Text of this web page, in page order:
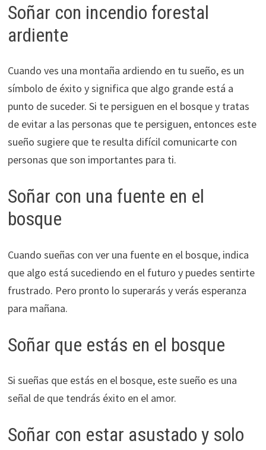
Soñar con incendio forestal
ardiente
Cuando ves una montaña ardiendo en tu sueño, es un
símbolo de éxito y significa que algo grande está a
punto de suceder. Si te persiguen en el bosque y tratas
de evitar a las personas que te persiguen, entonces este
sueño sugiere que te resulta difícil comunicarte con
personas que son importantes para ti.
Soñar con una fuente en el
bosque
Cuando sueñas con ver una fuente en el bosque, indica
que algo está sucediendo en el futuro y puedes sentirte
frustrado. Pero pronto lo superarás y verás esperanza
para mañana.
Soñar que estás en el bosque
Si sueñas que estás en el bosque, este sueño es una
señal de que tendrás éxito en el amor.
Soñar con estar asustado y solo